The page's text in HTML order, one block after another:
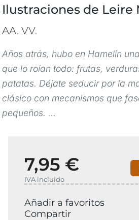
Ilustraciones de Leire
AA. VV.
Años atrás, hubo en Hamelín
que lo roían todo: frutas,
patatas. Déjate seducir por la
clásico con mecanismos que
pequeños. ...
7,95 €
IVA incluido
Añadir a favoritos
Compartir